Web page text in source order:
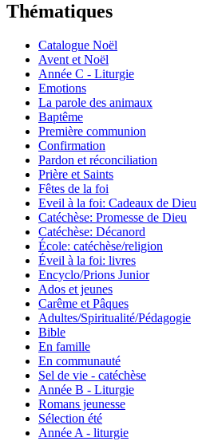
Thématiques
Catalogue Noël
Avent et Noël
Année C - Liturgie
Emotions
La parole des animaux
Baptême
Première communion
Confirmation
Pardon et réconciliation
Prière et Saints
Fêtes de la foi
Eveil à la foi: Cadeaux de Dieu
Catéchèse: Promesse de Dieu
Catéchèse: Décanord
École: catéchèse/religion
Éveil à la foi: livres
Encyclo/Prions Junior
Ados et jeunes
Carême et Pâques
Adultes/Spiritualité/Pédagogie
Bible
En famille
En communauté
Sel de vie - catéchèse
Année B - Liturgie
Romans jeunesse
Sélection été
Année A - liturgie